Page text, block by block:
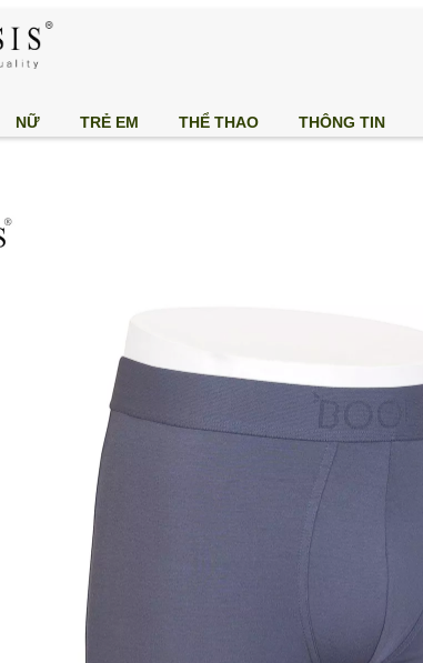
NỮ TRẺ EM THỂ THAO THÔNG TIN